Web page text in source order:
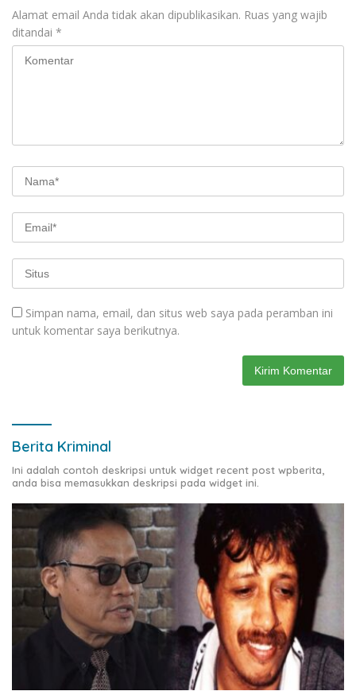
Alamat email Anda tidak akan dipublikasikan. Ruas yang wajib
ditandai *
Simpan nama, email, dan situs web saya pada peramban ini
untuk komentar saya berikutnya.
Berita Kriminal
Ini adalah contoh deskripsi untuk widget recent post wpberita,
anda bisa memasukkan deskripsi pada widget ini.